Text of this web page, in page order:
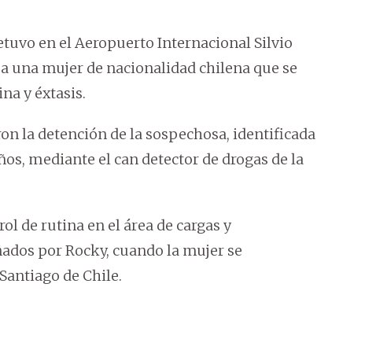
en el Aeropuerto Internacional Silvio
una mujer de nacionalidad chilena que se
y éxtasis.
la detención de la sospechosa, identificada
mediante el can detector de drogas de la
de rutina en el área de cargas y
por Rocky, cuando la mujer se
de Chile.